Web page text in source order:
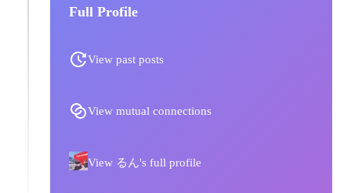
Full Profile
View past posts
View mutual connections
View るん's full profile